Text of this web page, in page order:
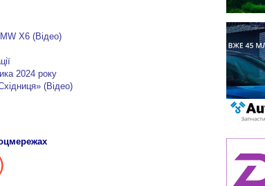
X6 (Відео)
2024 року
(Відео)